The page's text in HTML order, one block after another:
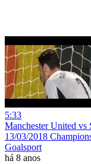
5:33
Manchester United
13/03/2018
Goalsport
há 8 anos